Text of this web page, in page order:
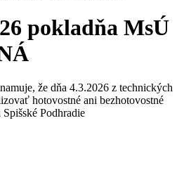
pokladňa MsÚ
že dňa 4.3.2026 z technických
hotovostné ani bezhotovostné
Podhradie